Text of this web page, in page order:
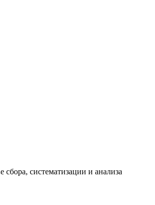
систематизации и анализа